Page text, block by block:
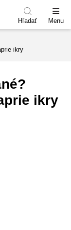
Hľadať Menu
ikry
ikry